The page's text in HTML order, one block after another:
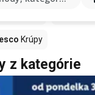
Krúpy
z kategórie